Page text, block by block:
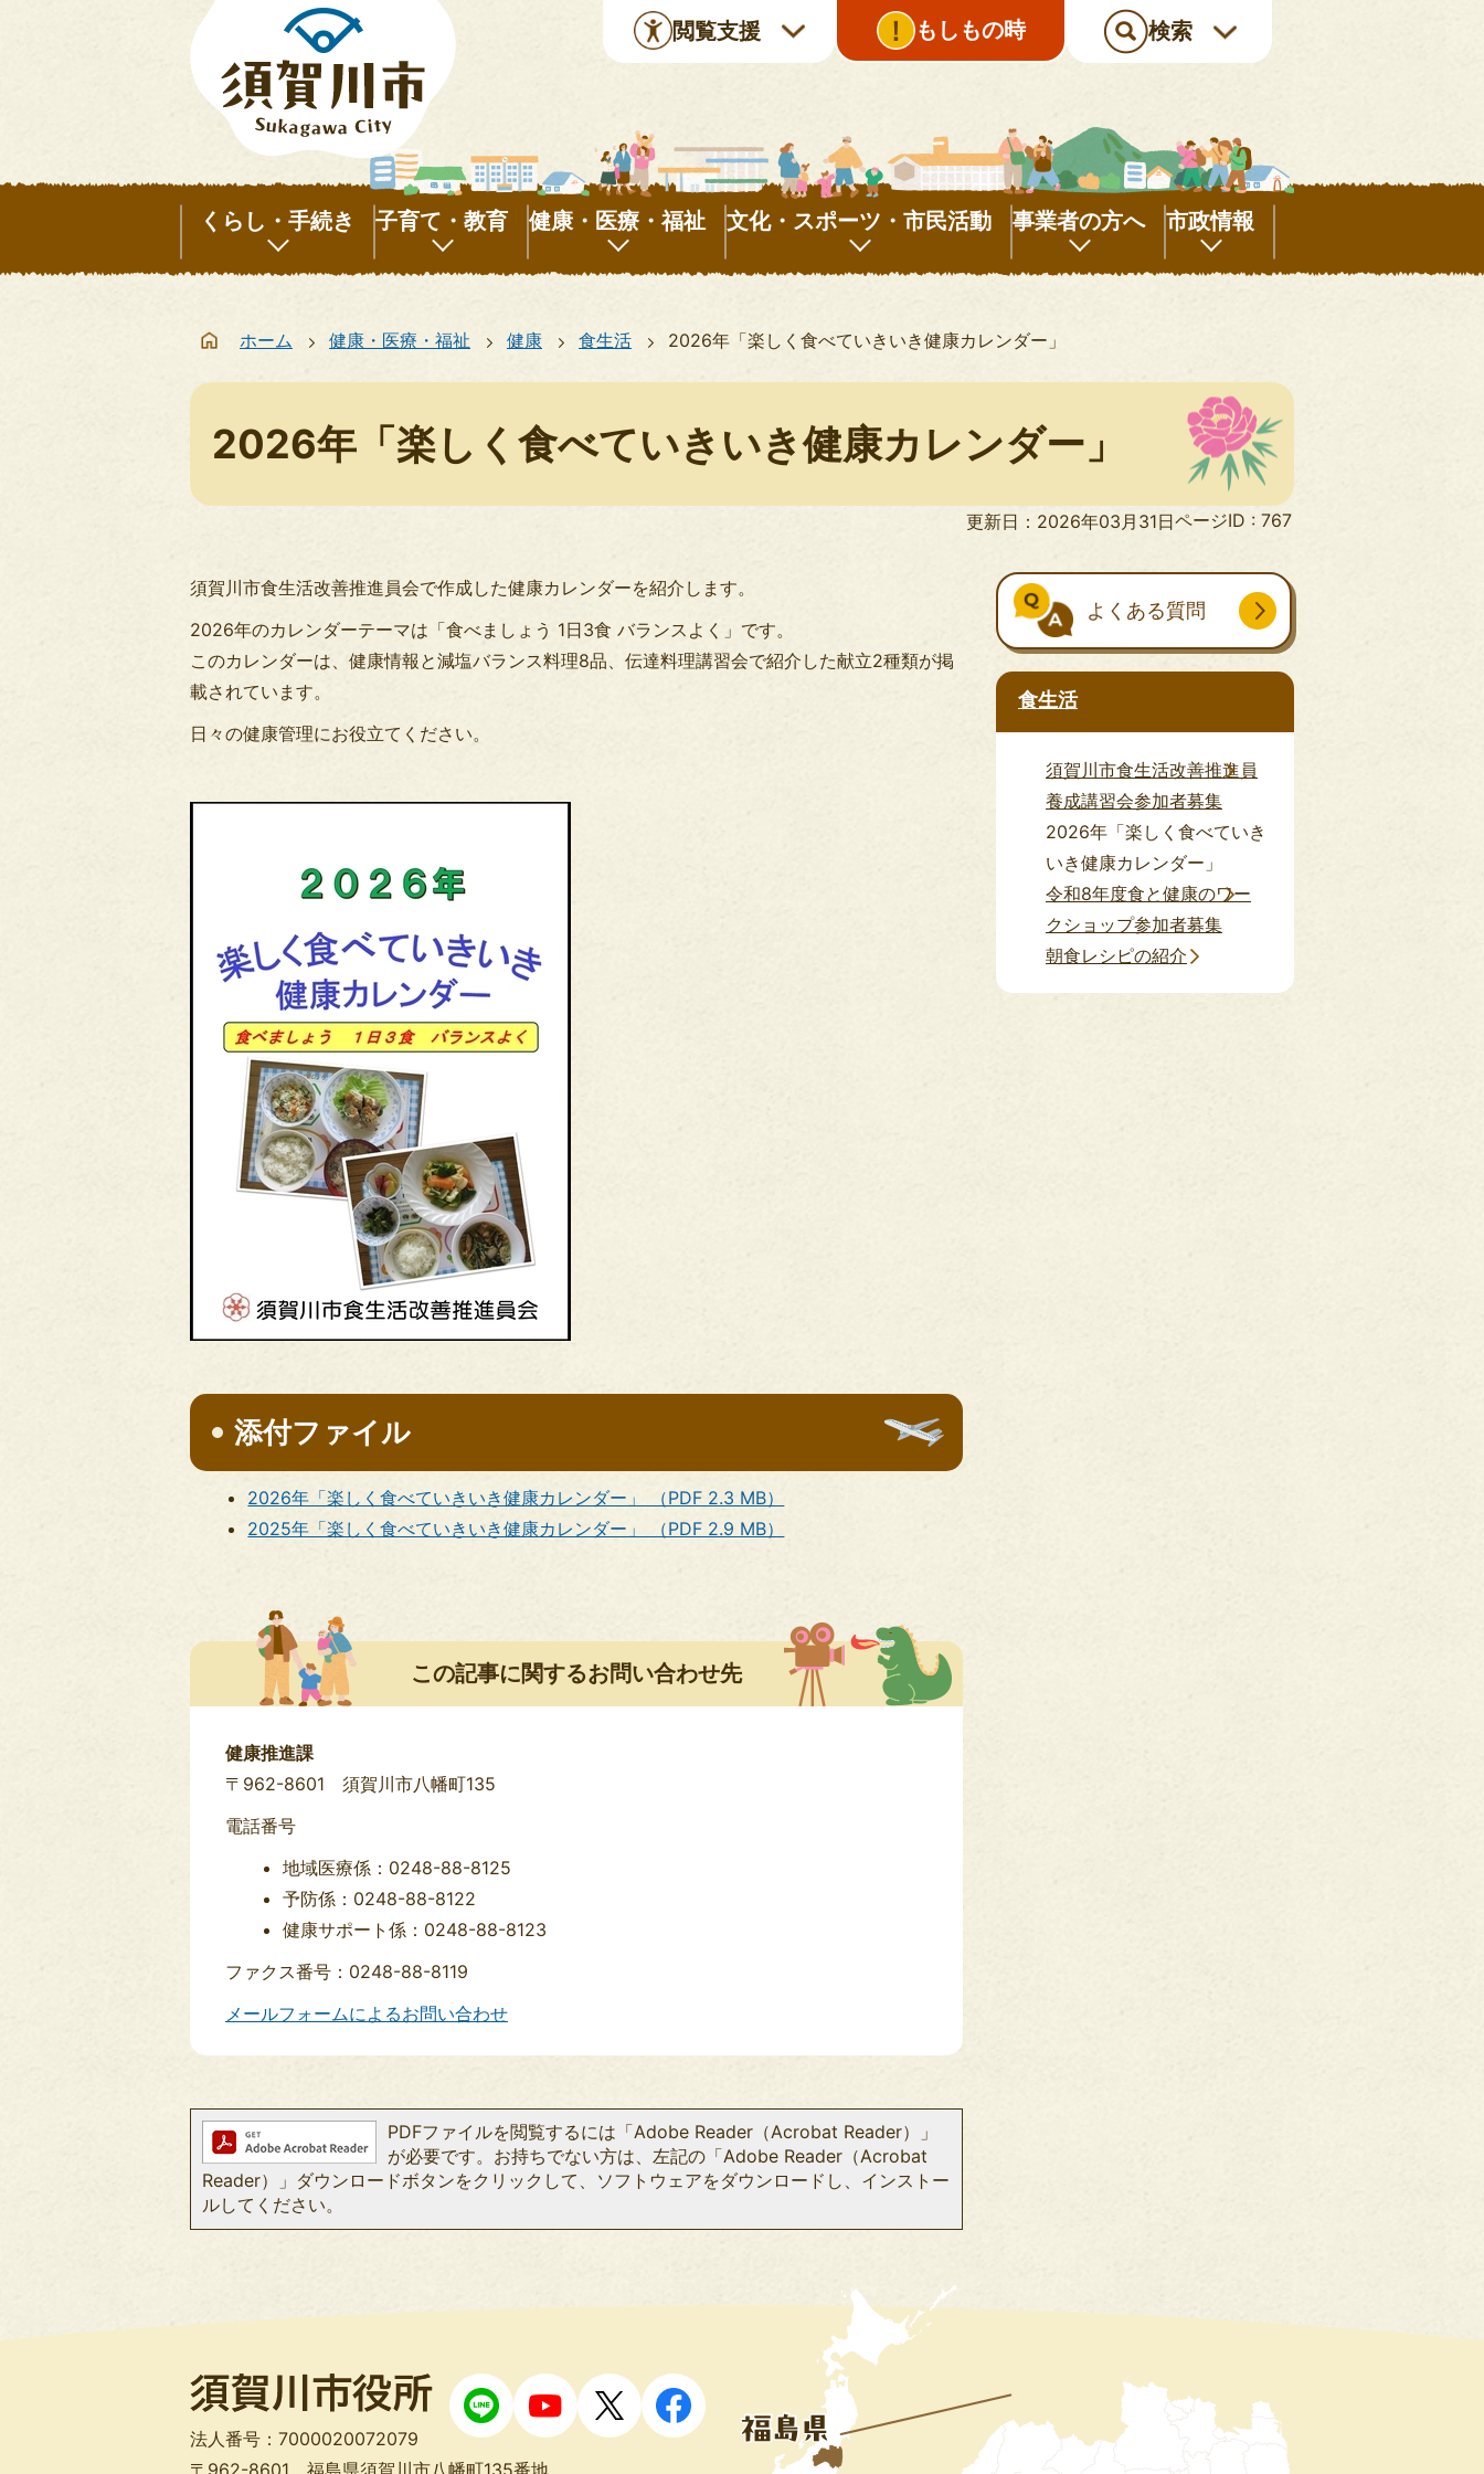
閲覧支援 もしもの時 検索
くらし・手続き
く
し・
続
子育て・教育
子
て・
健康・医療・福祉
健
医
祉
文化・スポーツ・市民活動
文
ス
ツ・
市
事業者の方へ
事
者
へ
市政情報
市
ホーム 健康・医療・福祉 健康 食生活 2026年「楽しく食べていきいき健康カレンダー」
2026年「楽しく食べていきいき健康カレンダー」
更新日：2026年03月31日ページID : 767
須賀川市食生活改善推進員会で作成した健康カレンダーを紹介します。
2026年のカレンダーテーマは「食べましょう 1日3食 バランスよく」です。
このカレンダーは、健康情報と減塩バランス料理8品、伝達料理講習会で紹介した献立2種類が掲
載されています。
日々の健康管理にお役立てください。
添付ファイル
2026年「楽しく食べていきいき健康カレンダー」 （PDF 2.3 MB）
2025年「楽しく食べていきいき健康カレンダー」 （PDF 2.9 MB）
この記事に関するお問い合わせ先
健康推進課
〒962-8601 須賀川市八幡町135
電話番号
地域医療係：0248-88-8125
予防係：0248-88-8122
健康サポート係：0248-88-8123
ファクス番号：0248-88-8119
メールフォームによるお問い合わせ
PDFファイルを閲覧するには「Adobe Reader（Acrobat Reader）」
が必要です。お持ちでない方は、左記の「Adobe Reader（Acrobat
Reader）」ダウンロードボタンをクリックして、ソフトウェアをダウンロードし、インストー
ルしてください。
よくある質問
食生活
須賀川市食生活改善推進員
養成講習会参加者募集
2026年「楽しく食べていき
いき健康カレンダー」
令和8年度食と健康のワー
クショップ参加者募集
朝食レシピの紹介
法人番号：7000020072079
〒962-8601 福島県須賀川市八幡町135番地